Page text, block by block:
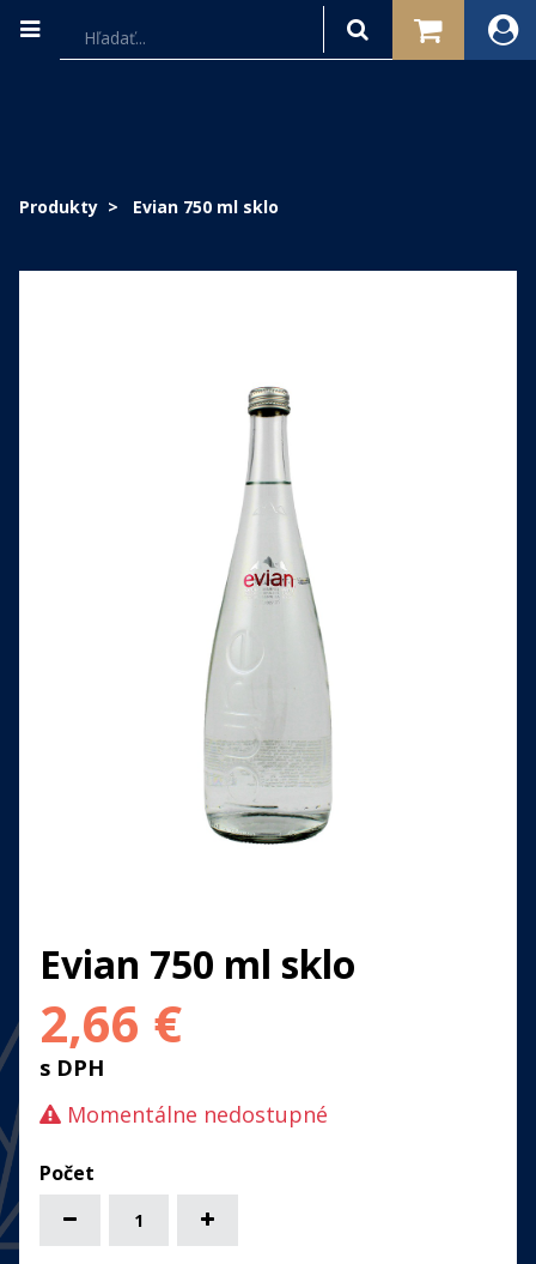
Produkty Evian 750 ml sklo
Evian 750 ml sklo
2,66 €
s DPH
Momentálne nedostupné